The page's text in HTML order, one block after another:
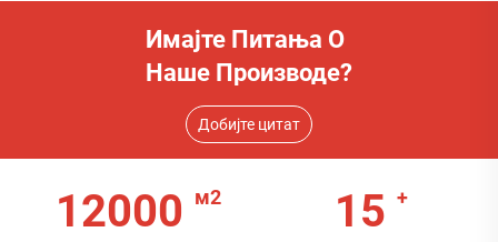
Имајте Питања О
Наше Производе?
Добијте цитат
12000 15